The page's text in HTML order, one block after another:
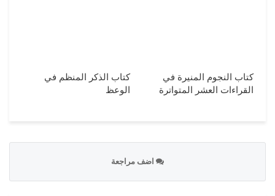
كتاب النجوم المنيرة في
القراءات العشر المتواترة
كتاب الذكر المنظم في
الوعظ
اضف مراجعة